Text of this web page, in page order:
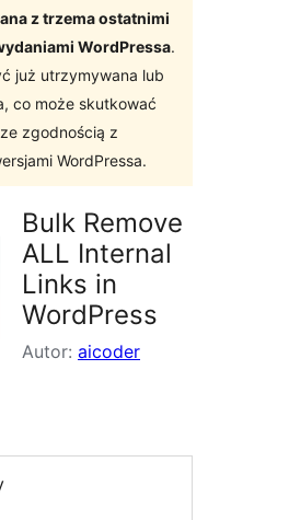
z trzema ostatnimi
WordPressa.
już utrzymywana lub
co może skutkować
zgodnością z
WordPressa.
Bulk Remove
ALL Internal
Links in
WordPress
Autor: aicoder